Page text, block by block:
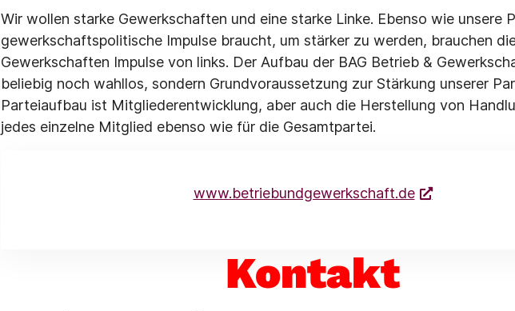
Wir wollen starke Gewerkschaften und eine starke Linke. Ebenso wie unsere
gewerkschaftspolitische Impulse braucht, um stärker zu werden, brauchen
Gewerkschaften Impulse von links. Der Aufbau der BAG Betrieb &
beliebig noch wahllos, sondern Grundvoraussetzung zur Stärkung unserer
Parteiaufbau ist Mitgliederentwicklung, aber auch die Herstellung von
jedes einzelne Mitglied ebenso wie für die Gesamtpartei.
www.betriebundgewerkschaft.de
Kontakt